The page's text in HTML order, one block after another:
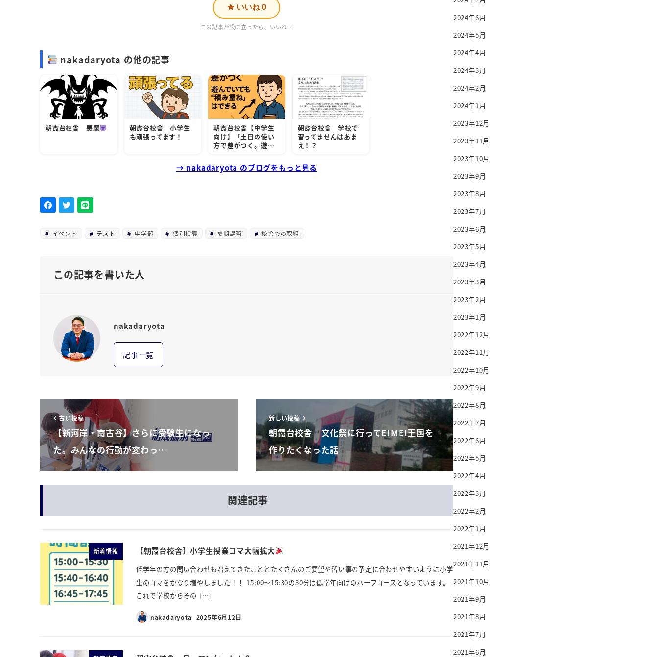
★ いいね0
この記事が役に立ったら、いいね！
nakadaryota の他の記事
朝霞台校舎 悪魔
朝霞台校舎 小学生
も頑張ってます！
朝霞台校舎【中学生
向け】「土日の使い
方で差がつく。遊…
朝霞台校舎 学校で
習ってませんはあま
え！？
→ nakadaryota のブログをもっと見る
イベント テスト 中学部 個別指導 夏期講習 校舎での取組
この記事を書いた人
nakadaryota
記事一覧
古い投稿
【新河岸・南古谷】さらに受験生になっ
た。みんなの行動が変わっ…
新しい投稿
朝霞台校舎 文化祭に行ってEIMEI王国を
作りたくなった話
関連記事
新着情報 【朝霞台校舎】小学生授業コマ大幅拡大
低学年の方の問い合わせも増えてきたこととたくさんのご要望や習い事の予定に合わせやすいように小学
生のコマをかなり増やしました！！ 15:00〜15:30の30分は低学年向けのハーフコースとなっています。
これで学校からその […]
nakadaryota 2025年6月12日
2024年6月
2024年5月
2024年4月
2024年3月
2024年2月
2024年1月
2023年12月
2023年11月
2023年10月
2023年9月
2023年8月
2023年7月
2023年6月
2023年5月
2023年4月
2023年3月
2023年2月
2023年1月
2022年12月
2022年11月
2022年10月
2022年9月
2022年8月
2022年7月
2022年6月
2022年5月
2022年4月
2022年3月
2022年2月
2022年1月
2021年12月
2021年11月
2021年10月
2021年9月
2021年8月
2021年7月
2021年6月